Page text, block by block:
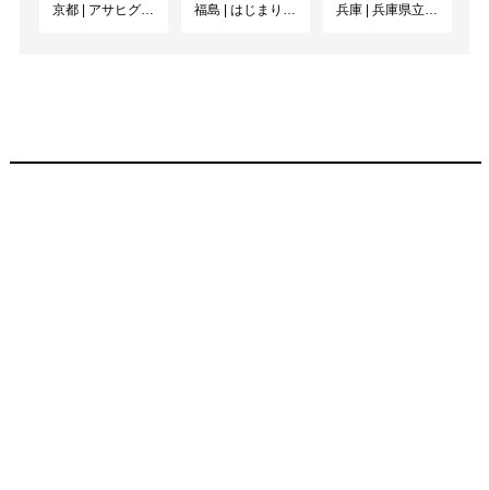
京都 | アサヒグループ大山崎山荘美術館
福島 | はじまりの美術館
兵庫 | 兵庫県立美術館